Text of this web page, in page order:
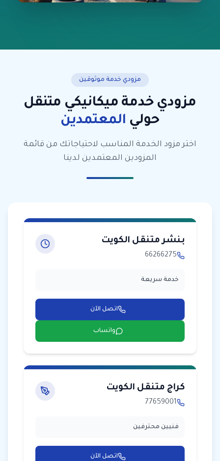
مزودي خدمة موثوقين
مزودي خدمة ميكانيكي متنقل
حولي المعتمدين
اختر مزود الخدمة المناسب لاحتياجاتك من قائمة
المزودين المعتمدين لدينا
بنشر متنقل الكويت
66266275
خدمة سريعة
اتصل الآن
واتساب
كراج متنقل الكويت
77659001
فنيين محترفين
اتصل الآن